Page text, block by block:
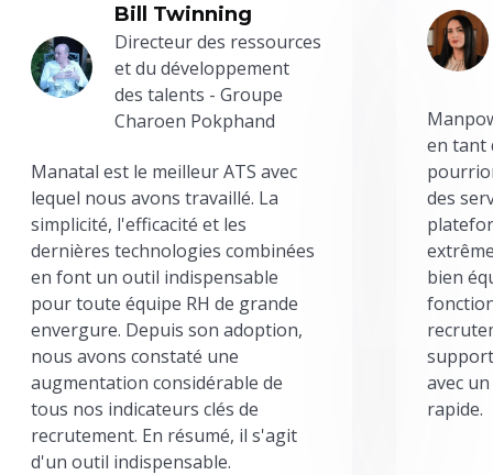
Bill Twinning
Directeur des ressources
et du développement
des talents - Groupe
Charoen Pokphand
Manatal est le meilleur ATS avec
lequel nous avons travaillé. La
simplicité, l'efficacité et les
dernières technologies combinées
en font un outil indispensable
pour toute équipe RH de grande
envergure. Depuis son adoption,
nous avons constaté une
augmentation considérable de
tous nos indicateurs clés de
recrutement. En résumé, il s'agit
d'un outil indispensable.
en tant
des
bien
avec
rapide.